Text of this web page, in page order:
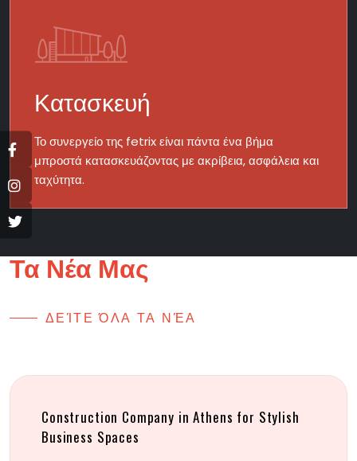
Κατασκευή
Το συνεργείο της fetrix είναι πάντα ένα βήμα
μπροστά κατασκευάζοντας με ακρίβεια, ασφάλεια και
ταχύτητα.
Τα Νέα Μας
ΔΕΊΤΕ ΌΛΑ ΤΑ ΝΈΑ
Construction Company in Athens for Stylish
Business Spaces